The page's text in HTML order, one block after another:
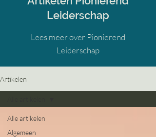
Leiderschap
Lees meer over Pionierend
Leiderschap
Artikelen
Alle artikelen
Algemeen